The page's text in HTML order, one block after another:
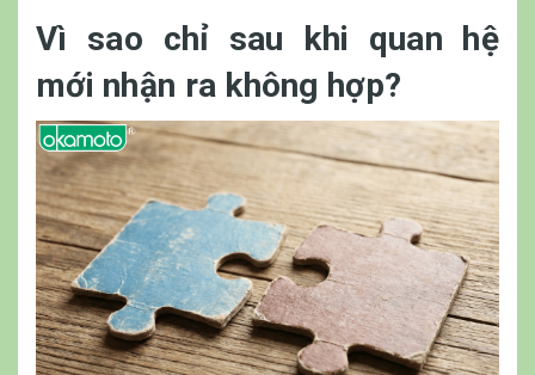
Vì sao chỉ sau khi quan hệ
mới nhận ra không hợp?